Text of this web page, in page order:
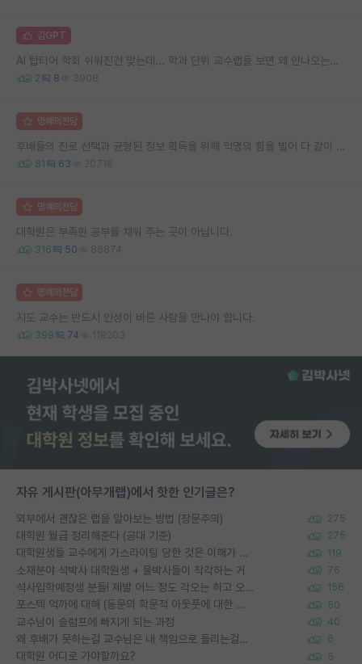
김GPT
AI 탑티어 학회 쉬워진건 맞는데... 학과 단위 교수랩들 보면 왜 안나오는지 모르겠음..
2 8 3908
명예의전당
후배들의 진로 선택과 균형된 정보 획득을 위해 익명의 힘을 빌어 다 같이 연봉 공개 타임 한번 갖는 것 어때요?
81 63 20718
명예의전당
대학원은 부족한 공부를 채워 주는 곳이 아닙니다.
316 50 86874
명예의전당
지도 교수는 반드시 인성이 바른 사람을 만나야 합니다.
399 74 118203
자유 게시판(아무개랩)에서 핫한 인기글은?
외부에서 괜찮은 랩을 알아보는 방법 (장문주의) 275
대학원 월급 정리해준다 (공대 기준) 275
대학원생들 교수에게 가스라이팅 당한 것은 이해가 갑니다. 안타깝네요. 119
소재분야 석박사 대학원생 + 물박사들이 착각하는 거 76
석사입학예정생 분들! 제발 어느 정도 각오는 하고 오세요. 156
포스텍 억까에 대해 (동문의 학문적 아웃풋에 대한 반박) 50
교수님이 슬럼프에 빠지게 되는 과정 40
왜 후배가 못하는걸 교수님은 내 책임으로 돌리는걸까요? 6
대학원 어디로 가야할까요? 5